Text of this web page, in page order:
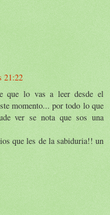
21:22
que lo vas a leer desde el
momento... por todo lo que
ver se nota que sos una
que les de la sabiduria!! un